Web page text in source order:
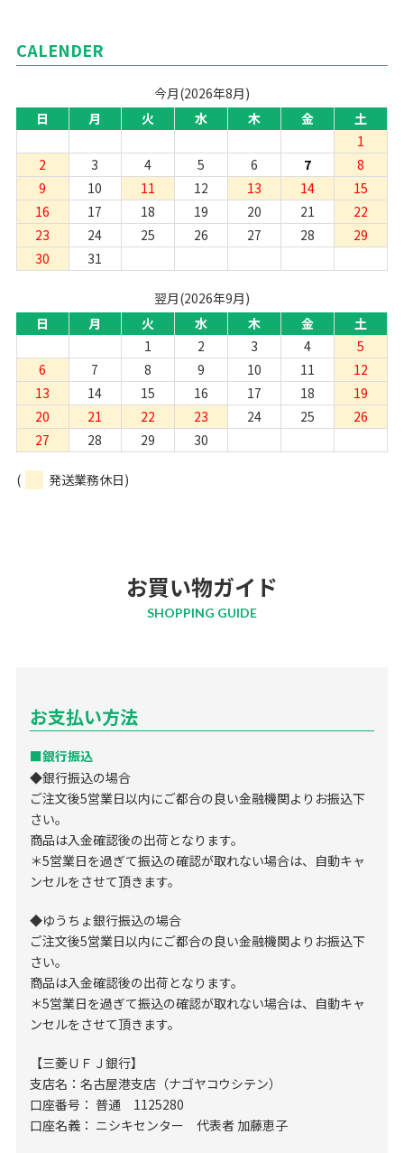
CALENDER
今月(2026年8月)
日
月 火 水 木 金
土
1
2
3 4 5 6 7
8
9
10 11 12 13 14
15
16
17 18 19 20 21
22
23
24 25 26 27 28
29
30
31
翌月(2026年9月)
日
月 火 水 木 金
土
1
2 3 4
5
6
7 8 9 10 11
12
13
14 15 16 17 18
19
20
21 22 23 24 25
26
27
28 29 30
( 発送業務休日)
お買い物ガイド
SHOPPING GUIDE
お支払い方法
■銀行振込
◆銀行振込の場合
ご注文後5営業日以内にご都合の良い金融機関よりお振込下
さい。
商品は入金確認後の出荷となります。
＊5営業日を過ぎて振込の確認が取れない場合は、自動キャ
ンセルをさせて頂きます。
◆ゆうちょ銀行振込の場合
ご注文後5営業日以内にご都合の良い金融機関よりお振込下
さい。
商品は入金確認後の出荷となります。
＊5営業日を過ぎて振込の確認が取れない場合は、自動キャ
ンセルをさせて頂きます。
【三菱ＵＦＪ銀行】
支店名：名古屋港支店（ナゴヤコウシテン）
口座番号： 普通 1125280
口座名義： ニシキセンター 代表者 加藤恵子